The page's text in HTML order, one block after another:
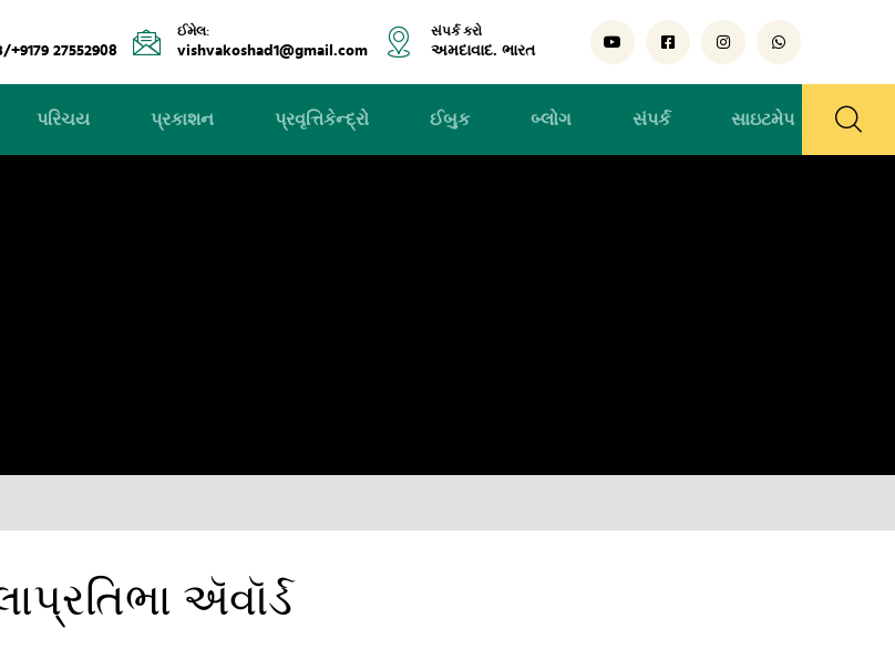
+9179 27552908
ઈમેલ:
vishvakoshad1@gmail.com
સંપર્ક કરો
અમદાવાદ. ભારત
પરિચય પ્રકાશન પ્રવૃત્તિકેન્દ્રો ઈબુક બ્લોગ સંપર્ક સાઇટમેપ
ઍવૉર્ડ